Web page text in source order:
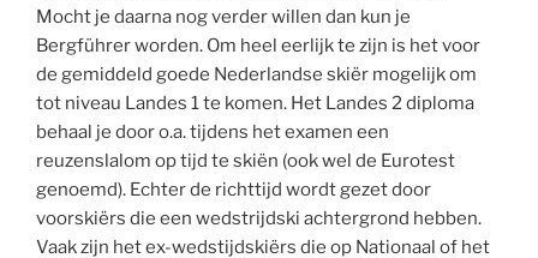
Mocht je daarna nog verder willen dan kun je
Bergführer worden. Om heel eerlijk te zijn is het voor
de gemiddeld goede Nederlandse skiër mogelijk om
tot niveau Landes 1 te komen. Het Landes 2 diploma
behaal je door o.a. tijdens het examen een
reuzenslalom op tijd te skiën (ook wel de Eurotest
genoemd). Echter de richttijd wordt gezet door
voorskiërs die een wedstrijdski achtergrond hebben.
Vaak zijn het ex-wedstijdskiërs die op Nationaal of het